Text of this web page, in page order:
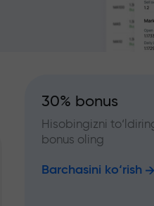
30% bonus
Hisobingizni
bonus oling
Barchasini ko‘rish